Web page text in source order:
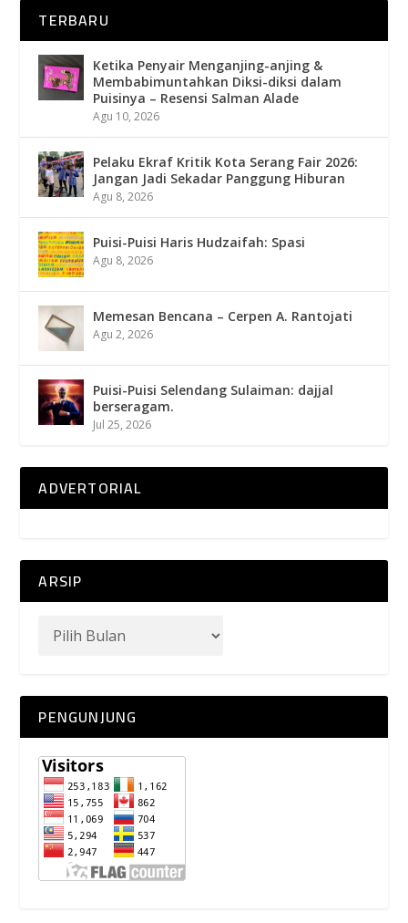
TERBARU
Ketika Penyair Menganjing-anjing &
Membabimuntahkan Diksi-diksi dalam
Puisinya – Resensi Salman Alade
Agu 10, 2026
Pelaku Ekraf Kritik Kota Serang Fair 2026:
Jangan Jadi Sekadar Panggung Hiburan
Agu 8, 2026
Puisi-Puisi Haris Hudzaifah: Spasi
Agu 8, 2026
Memesan Bencana – Cerpen A. Rantojati
Agu 2, 2026
Puisi-Puisi Selendang Sulaiman: dajjal
berseragam.
Jul 25, 2026
ADVERTORIAL
ARSIP
PENGUNJUNG